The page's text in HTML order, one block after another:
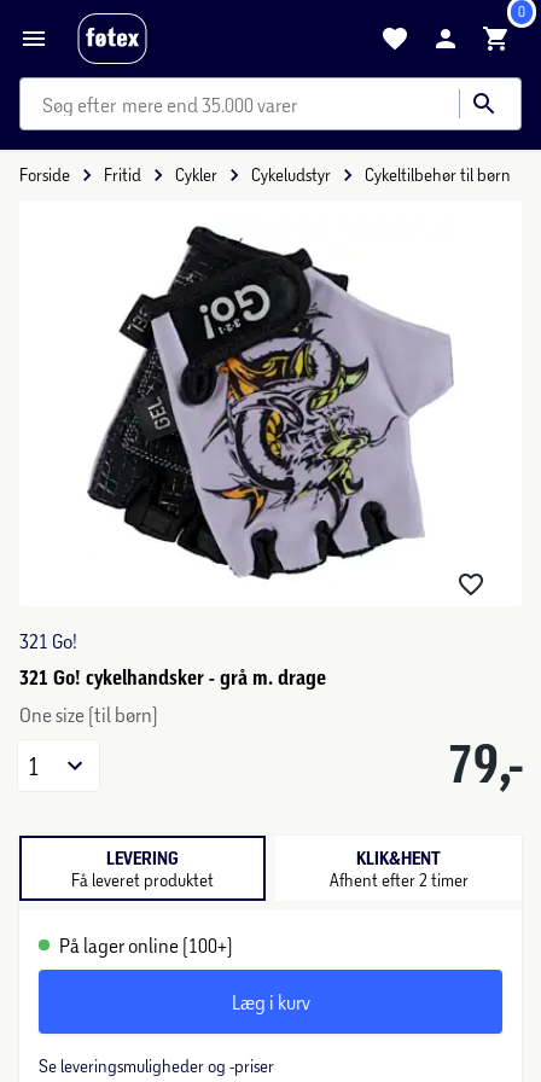
0
mere end 35.000 varer
Forside Fritid Cykler Cykeludstyr Cykeltilbehør til børn
321 Go!
321 Go! cykelhandsker - grå m. drage
One size (til børn)
79,-
1
LEVERING
Få leveret produktet
KLIK&HENT
Afhent efter 2 timer
På lager online (100+)
Læg i kurv
Se leveringsmuligheder og -priser